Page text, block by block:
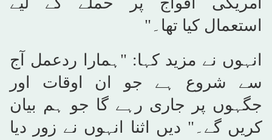
استعمال کیا تھا۔ "
انہوں نے مزید کہا: "ہمارا ردعمل آج
سے شروع ہے جو ان اوقات اور
جگہوں پر جاری رہے گا جو ہم بیان
کریں گے۔" دیں اثنا انہوں نے زور دیا